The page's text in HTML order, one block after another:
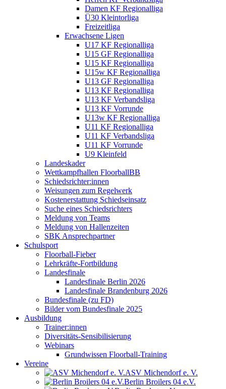
Damen KF Regionalliga
Ü30 Kleintorliga
Freizeitliga
Erwachsene Ligen
U17 KF Regionalliga
U15 GF Regionalliga
U15 KF Regionalliga
U15w KF Regionalliga
U13 GF Regionalliga
U13 KF Regionalliga
U13 KF Verbandsliga
U13 KF Vorrunde
U13w KF Regionalliga
U11 KF Regionalliga
U11 KF Verbandsliga
U11 KF Vorrunde
U9 Kleinfeld
Landeskader
Wettkampfhallen FloorballBB
Schiedsrichter:innen
Weisungen zum Regelwerk
Kostenerstattung Schiedseinsatz
Suche eines Schiedsrichters
Meldung von Teams
Meldung von Hallenzeiten
SBK Ansprechpartner
Schulsport
Floorball-Fieber
Lehrkräfte-Fortbildung
Landesfinale
Landesfinale Berlin 2026
Landesfinale Brandenburg 2026
Bundesfinale (zu FD)
Bilder vom Bundesfinale 2025
Ausbildung
Trainer:innen
Diversitäts-Sensibilisierung
Webinars
Grundwissen Floorball-Training
Vereine
ASV Michendorf e. V.
Berlin Broilers 04 e.V.